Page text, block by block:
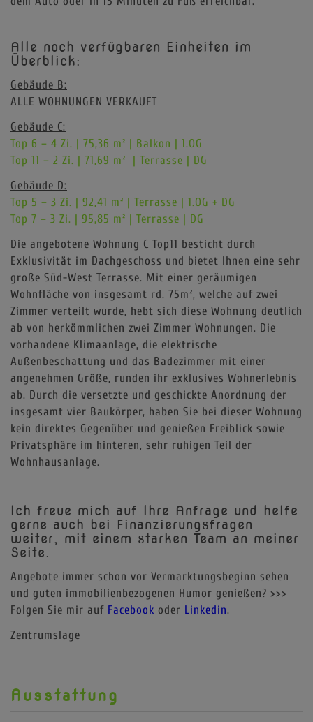
Alle noch verfügbaren Einheiten im
Überblick:
Gebäude B:
ALLE WOHNUNGEN VERKAUFT
Gebäude C:
Top 6 – 4 Zi. | 75,36 m² | Balkon | 1.OG
Top 11 – 2 Zi. | 71,69 m² | Terrasse | DG
Gebäude D:
Top 5 – 3 Zi. | 92,41 m² | Terrasse | 1.OG + DG
Top 7 – 3 Zi. | 95,85 m² | Terrasse | DG
Die angebotene Wohnung C Top11 besticht durch
Exklusivität im Dachgeschoss und bietet Ihnen eine sehr
große Süd-West Terrasse. Mit einer geräumigen
Wohnfläche von insgesamt rd. 75m², welche auf zwei
Zimmer verteilt wurde, hebt sich diese Wohnung deutlich
ab von herkömmlichen zwei Zimmer Wohnungen. Die
vorhandene Klimaanlage, die elektrische
Außenbeschattung und das Badezimmer mit einer
angenehmen Größe, runden ihr exklusives Wohnerlebnis
ab. Durch die versetzte und geschickte Anordnung der
insgesamt vier Baukörper, haben Sie bei dieser Wohnung
kein direktes Gegenüber und genießen Freiblick sowie
Privatsphäre im hinteren, sehr ruhigen Teil der
Wohnhausanlage.
Ich freue mich auf Ihre Anfrage und helfe
gerne auch bei Finanzierungsfragen
weiter, mit einem starken Team an meiner
Seite.
Angebote immer schon vor Vermarktungsbeginn sehen
und guten immobilienbezogenen Humor genießen? >>>
Folgen Sie mir auf Facebook oder Linkedin.
Zentrumslage
Ausstattung